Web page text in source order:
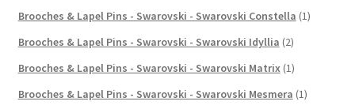
Brooches & Lapel Pins - Swarovski - Swarovski Constella (1)
Brooches & Lapel Pins - Swarovski - Swarovski Idyllia (2)
Brooches & Lapel Pins - Swarovski - Swarovski Matrix (1)
Brooches & Lapel Pins - Swarovski - Swarovski Mesmera (1)